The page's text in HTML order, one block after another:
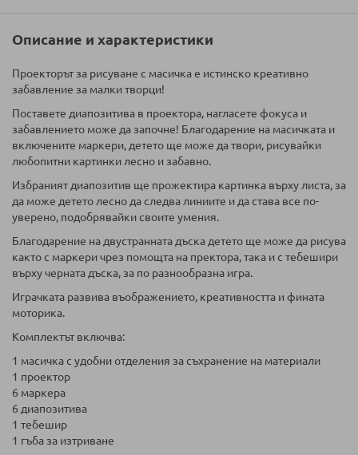
Описание и характеристики
Проекторът за рисуване с масичка е истинско креативно
забавление за малки творци!
Поставете диапозитива в проектора, нагласете фокуса и
забавлението може да започне! Благодарение на масичката и
включените маркери, детето ще може да твори, рисувайки
любопитни картинки лесно и забавно.
Избраният диапозитив ще прожектира картинка върху листа, за
да може детето лесно да следва линиите и да става все по-
уверено, подобрявайки своите умения.
Благодарение на двустранната дъска детето ще може да рисува
както с маркери чрез помощта на пректора, така и с тебешири
върху черната дъска, за по разнообразна игра.
Играчката развива въображението, креативността и фината
моторика.
Комплектът включва:
1 масичка с удобни отделения за съхранение на материали
1 проектор
6 маркера
6 диапозитива
1 тебешир
1 гъба за изтриване